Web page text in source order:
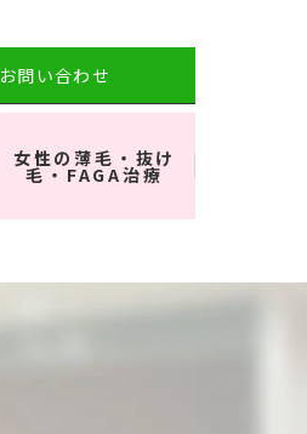
お問い合わせ
女性の薄毛・抜け
毛・FAGA治療